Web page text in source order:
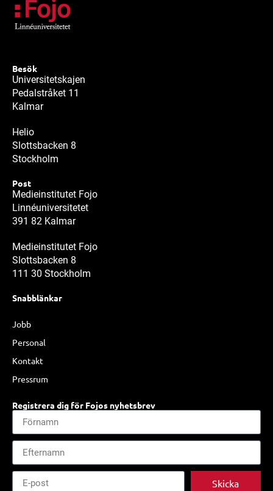
Besök
Universitetskajen
Pedalstråket 11
Kalmar
Helio
Slottsbacken 8
Stockholm
Post
Medieinstitutet Fojo
Linnéuniversitetet
391 82 Kalmar
Medieinstitutet Fojo
Slottsbacken 8
111 30 Stockholm
Snabblänkar
Jobb
Personal
Kontakt
Pressrum
Registrera dig för Fojos nyhetsbrev
Skicka